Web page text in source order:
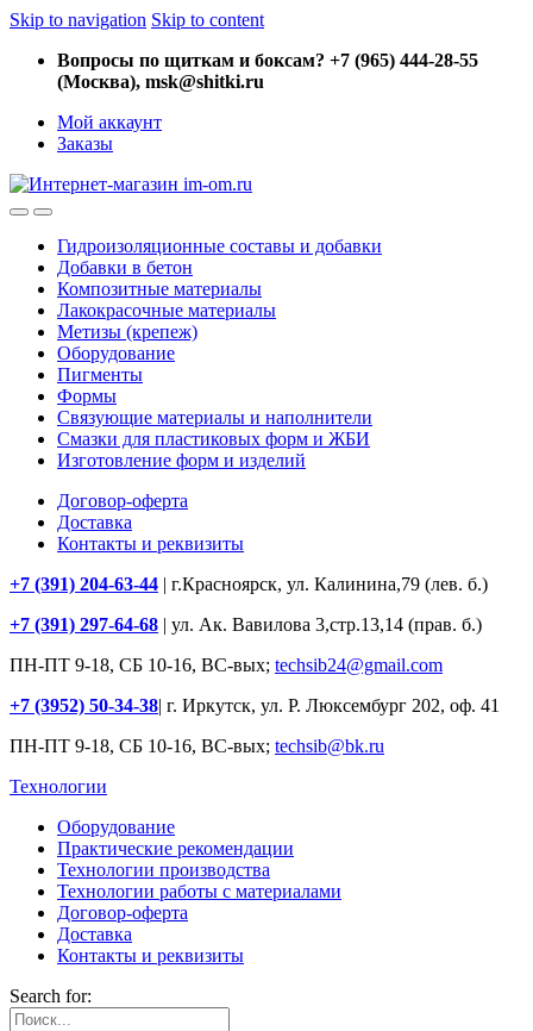
Skip to navigation Skip to content
Вопросы по щиткам и боксам? +7 (965) 444-28-55
(Москва), msk@shitki.ru
Мой аккаунт
Заказы
Гидроизоляционные составы и добавки
Добавки в бетон
Композитные материалы
Лакокрасочные материалы
Метизы (крепеж)
Оборудование
Пигменты
Формы
Связующие материалы и наполнители
Смазки для пластиковых форм и ЖБИ
Изготовление форм и изделий
Договор-оферта
Доставка
Контакты и реквизиты
+7 (391) 204-63-44 | г.Красноярск, ул. Калинина,79 (лев. б.)
+7 (391) 297-64-68 | ул. Ак. Вавилова 3,стр.13,14 (прав. б.)
ПН-ПТ 9-18, СБ 10-16, ВС-вых; techsib24@gmail.com
+7 (3952) 50-34-38| г. Иркутск, ул. Р. Люксембург 202, оф. 41
ПН-ПТ 9-18, СБ 10-16, ВС-вых; techsib@bk.ru
Технологии
Оборудование
Практические рекомендации
Технологии производства
Технологии работы с материалами
Договор-оферта
Доставка
Контакты и реквизиты
Search for: